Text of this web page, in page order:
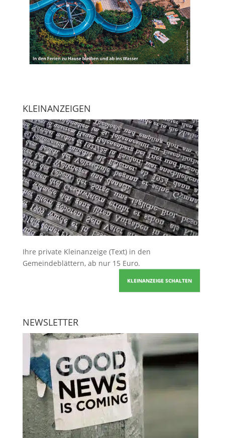
KLEINANZEIGEN
Ihre private Kleinanzeige (Text) in den
Gemeindeblättern, ab nur 15 Euro.
KLEINANZEIGE SCHALTEN
NEWSLETTER